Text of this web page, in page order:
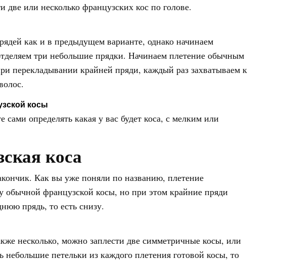
или несколько французских кос по голове.
как и в предыдущем варианте, однако начинаем
три небольшие прядки. Начинаем плетение обычным
перекладывании крайней пряди, каждый раз захватываем к
косы
определять какая у вас будет коса, с мелким или
коса
Как вы уже поняли по названию, плетение
обычной французской косы, но при этом крайние пряди
прядь, то есть снизу.
несколько, можно заплести две симметричные косы, или
небольшие петельки из каждого плетения готовой косы, то